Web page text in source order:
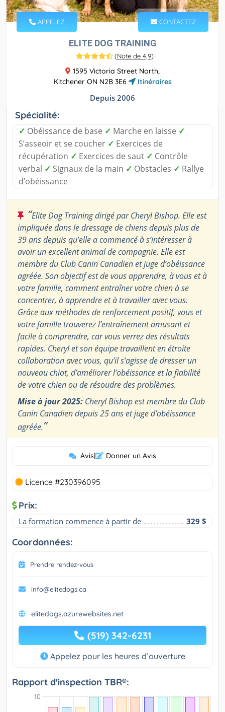
APPELEZ CONTACTEZ
ELITE DOG TRAINING
(Note de 4,9)
1595 Victoria Street North,
Kitchener ON N2B 3E6
Itinéraires
Depuis 2006
Spécialité:
✓ Obéissance de base ✓ Marche en laisse ✓
S’asseoir et se coucher ✓ Exercices de
récupération ✓ Exercices de saut ✓ Contrôle
verbal ✓ Signaux de la main ✓ Obstacles ✓ Rallye
d’obéissance
“Elite Dog Training dirigé par Cheryl Bishop. Elle est
impliquée dans le dressage de chiens depuis plus de
39 ans depuis qu’elle a commencé à s’intéresser à
avoir un excellent animal de compagnie. Elle est
membre du Club Canin Canadien et juge d’obéissance
agréée. Son objectif est de vous apprendre, à vous et à
votre famille, comment entraîner votre chien à se
concentrer, à apprendre et à travailler avec vous.
Grâce aux méthodes de renforcement positif, vous et
votre famille trouverez l’entraînement amusant et
facile à comprendre, car vous verrez des résultats
rapides. Cheryl et son équipe travaillent en étroite
collaboration avec vous, qu’il s’agisse de dresser un
nouveau chiot, d’améliorer l’obéissance et la fiabilité
de votre chien ou de résoudre des problèmes.
Mise à jour 2025: Cheryl Bishop est membre du Club
Canin Canadien depuis 25 ans et juge d’obéissance
agréée.”
Avis| Donner un Avis
Licence #230396095
Prix:
La formation commence à partir de 329 $
Coordonnées:
Prendre rendez-vous
info@elitedogs.ca
elitedogs.azurewebsites.net
(519) 342-6231
Appelez pour les heures d’ouverture
Rapport d'inspection TBR®: